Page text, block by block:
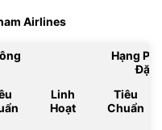
Airlines
Hạng
Đặc
Linh
Hoạt
Tiêu
Chuẩn